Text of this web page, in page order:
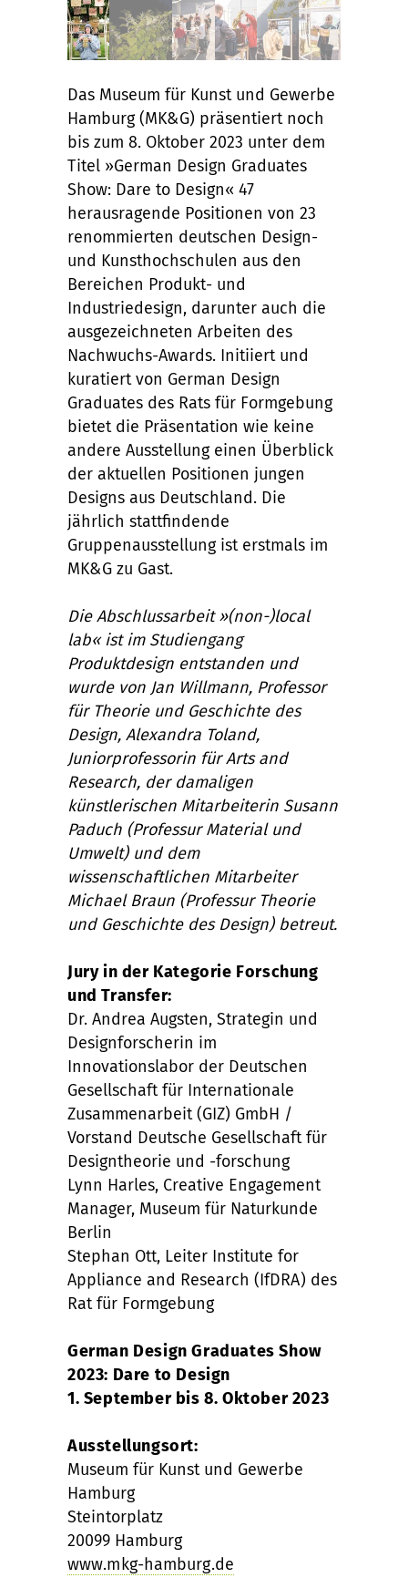
Das Museum für Kunst und Gewerbe
Hamburg (MK&G) präsentiert noch
bis zum 8. Oktober 2023 unter dem
Titel »German Design Graduates
Show: Dare to Design« 47
herausragende Positionen von 23
renommierten deutschen Design-
und Kunsthochschulen aus den
Bereichen Produkt- und
Industriedesign, darunter auch die
ausgezeichneten Arbeiten des
Nachwuchs-Awards. Initiiert und
kuratiert von German Design
Graduates des Rats für Formgebung
bietet die Präsentation wie keine
andere Ausstellung einen Überblick
der aktuellen Positionen jungen
Designs aus Deutschland. Die
jährlich stattfindende
Gruppenausstellung ist erstmals im
MK&G zu Gast.
Die Abschlussarbeit »(non-)local
lab« ist im Studiengang
Produktdesign entstanden und
wurde von Jan Willmann, Professor
für Theorie und Geschichte des
Design, Alexandra Toland,
Juniorprofessorin für Arts and
Research, der damaligen
künstlerischen Mitarbeiterin Susann
Paduch (Professur Material und
Umwelt) und dem
wissenschaftlichen Mitarbeiter
Michael Braun (Professur Theorie
und Geschichte des Design) betreut.
Jury in der Kategorie Forschung
und Transfer:
Dr. Andrea Augsten, Strategin und
Designforscherin im
Innovationslabor der Deutschen
Gesellschaft für Internationale
Zusammenarbeit (GIZ) GmbH /
Vorstand Deutsche Gesellschaft für
Designtheorie und -forschung
Lynn Harles, Creative Engagement
Manager, Museum für Naturkunde
Berlin
Stephan Ott, Leiter Institute for
Appliance and Research (IfDRA) des
Rat für Formgebung
German Design Graduates Show
2023: Dare to Design
1. September bis 8. Oktober 2023
Ausstellungsort:
Museum für Kunst und Gewerbe
Hamburg
Steintorplatz
20099 Hamburg
www.mkg-hamburg.de